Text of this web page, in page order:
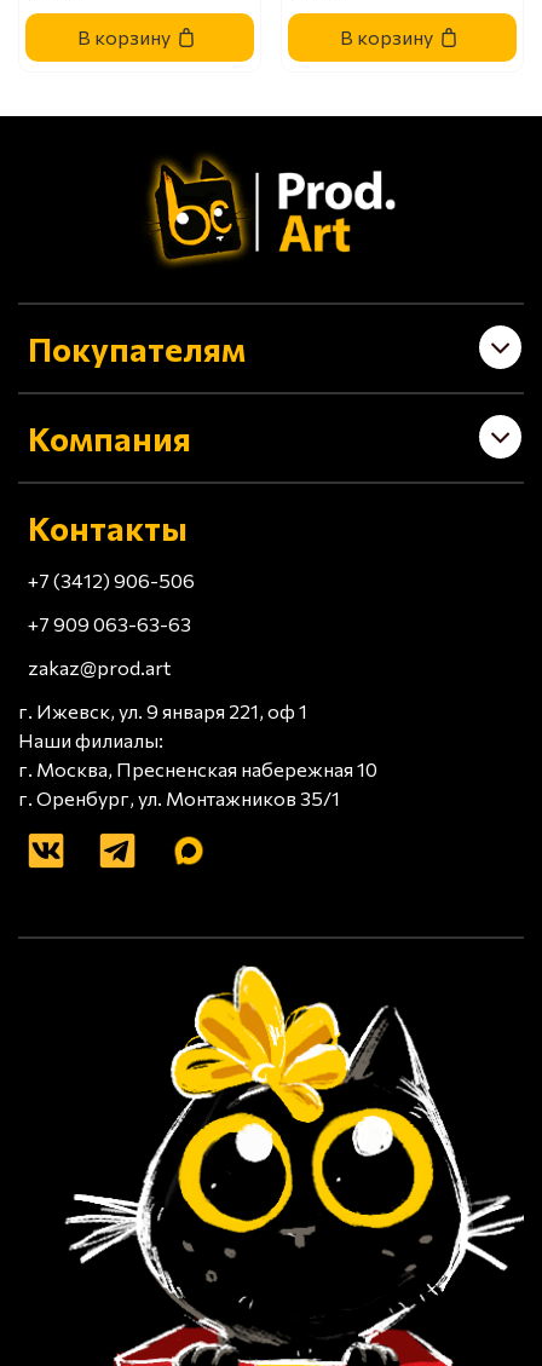
В корзину В корзину
Покупателям
Компания
Контакты
+7 (3412) 906-506
+7 909 063-63-63
zakaz@prod.art
г. Ижевск, ул. 9 января 221, оф 1
Наши филиалы:
г. Москва, Пресненская набережная 10
г. Оренбург, ул. Монтажников 35/1